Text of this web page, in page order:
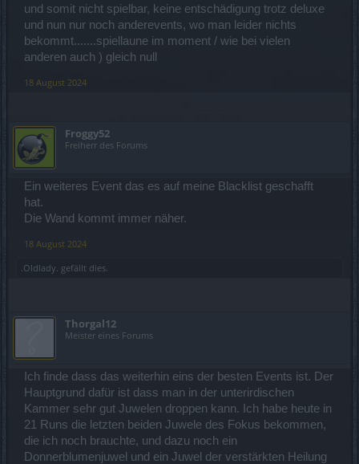
und somit nicht spielbar, keine entschädigung trotz deluxe
und nun nur noch anderevents, wo man leider nichts
bekommt.......spiellaune im moment / wie bei vielen
anderen auch ) gleich null
18 August 2024
Froggy52
Freiherr des Forums
Ein weiteres Event das es auf meine Blacklist geschafft
hat.
Die Wand kommt immer näher.
18 August 2024
.Oldlady. gefällt dies.
Thorgal12
Meister eines Forums
Ich finde dass das weiterhin eins der besten Events ist. Der
Hauptgrund dafür ist dass man in der unterirdischen
Kammer sehr gut Juwelen droppen kann. Ich habe heute in
21 Runs die letzten beiden Juwele des Fokus bekommen,
die ich noch brauchte, und dazu noch ein
Donnerblumenjuwel und ein Juwel der verstärkten Heilung